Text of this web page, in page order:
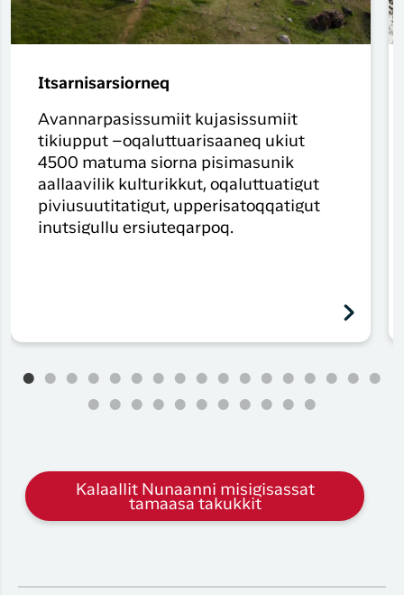
Itsarnisarsiorneq
Avannarpasissumiit kujasissumiit
tikiupput –oqaluttuarisaaneq ukiut
4500 matuma siorna pisimasunik
aallaavilik kulturikkut, oqaluttuatigut
piviusuutitatigut, upperisatoqqatigut
inutsigullu ersiuteqarpoq.
Kalaallit Nunaanni misigisassat
tamaasa takukkit